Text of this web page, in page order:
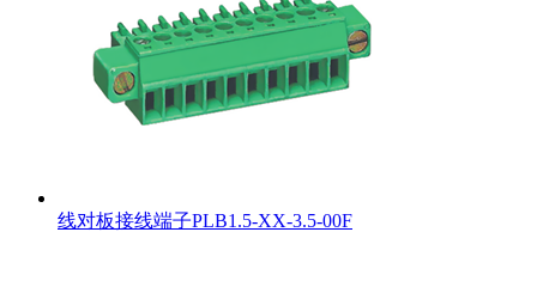
线对板接线端子PLB1.5-XX-3.5-00F